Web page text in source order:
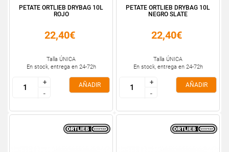
PETATE ORTLIEB DRYBAG 10L
ROJO
22,40€
Talla ÚNICA
En stock, entrega en 24-72h
+
-
+
-
AÑADIR
PETATE ORTLIEB DRYBAG 10L
NEGRO SLATE
22,40€
Talla ÚNICA
En stock, entrega en 24-72h
+
-
+
-
AÑADIR